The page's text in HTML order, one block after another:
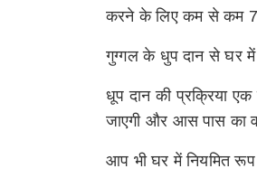
करने के लिए कम से कम
गुग्गल के धुप दान से घर में
धूप दान की प्रक्रिया
जाएगी और आस पास का
आप भी घर में नियमित